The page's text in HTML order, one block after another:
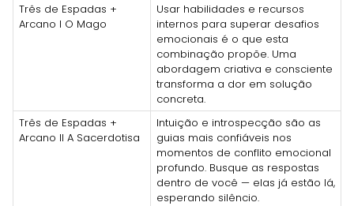
Três de Espadas +
Arcano I O Mago
Usar habilidades e recursos
internos para superar desafios
emocionais é o que esta
combinação propõe. Uma
abordagem criativa e consciente
transforma a dor em solução
concreta.
Três de Espadas +
Arcano II A Sacerdotisa
Intuição e introspecção são as
guias mais confiáveis nos
momentos de conflito emocional
profundo. Busque as respostas
dentro de você — elas já estão lá,
esperando silêncio.